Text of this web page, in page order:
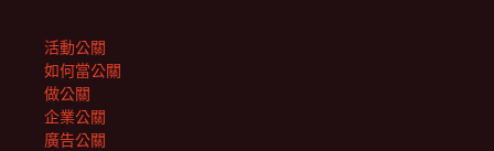
活動公關
如何當公關
做公關
企業公關
廣告公關